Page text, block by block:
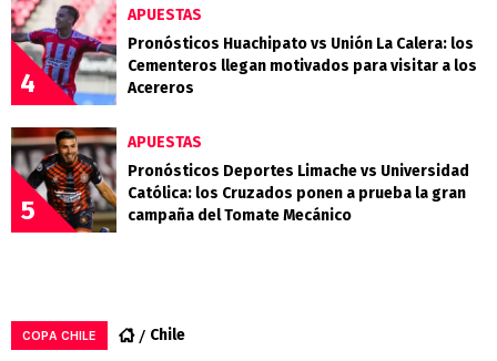
4
APUESTAS
Pronósticos Huachipato vs Unión La Calera: los
Cementeros llegan motivados para visitar a los
Acereros
5
APUESTAS
Pronósticos Deportes Limache vs Universidad
Católica: los Cruzados ponen a prueba la gran
campaña del Tomate Mecánico
COPA CHILE Chile